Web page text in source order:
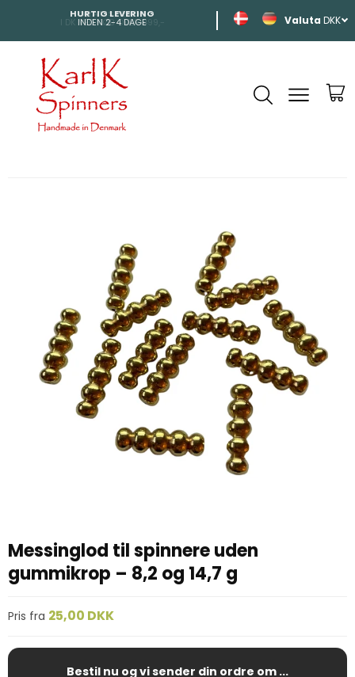
HURTIG LEVERING
INDEN 2-4 DAGE TIL HELE EUROPA
DKK
Messinglod til spinnere uden
gummikrop – 8,2 og 14,7 g
Pris fra 25,00 DKK
Bestil nu og vi sender din ordre om ...